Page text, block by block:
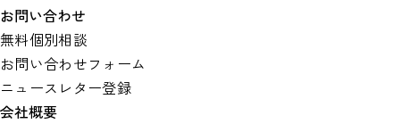
お問い合わせ
無料個別相談
お問い合わせフォーム
ニュースレター登録
会社概要